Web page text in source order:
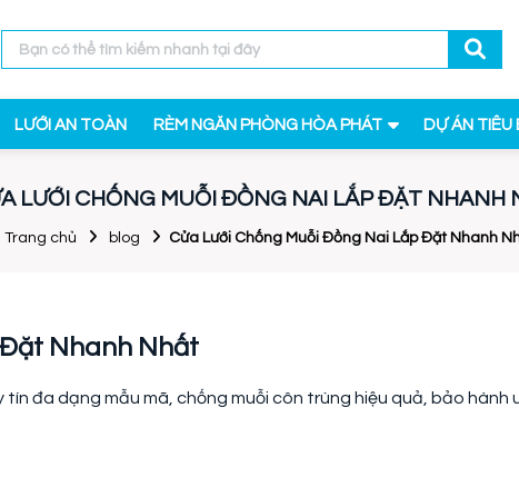
LƯỚI AN TOÀN RÈM NGĂN PHÒNG HÒA PHÁT DỰ ÁN TIÊU
LƯỚI CHỐNG MUỖI ĐỒNG NAI LẮP ĐẶT NHANH
Trang chủ blog Cửa Lưới Chống Muỗi Đồng Nai Lắp Đặt Nhanh
Nhanh Nhất
đa dạng mẫu mã, chống muỗi côn trùng hiệu quả, bảo hành